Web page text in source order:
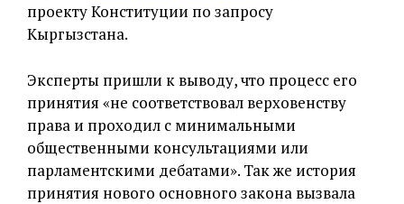
проекту Конституции по запросу
Кыргызстана.
Эксперты пришли к выводу, что процесс его
принятия «не соответствовал верховенству
права и проходил с минимальными
общественными консультациями или
парламентскими дебатами». Так же история
принятия нового основного закона вызвала